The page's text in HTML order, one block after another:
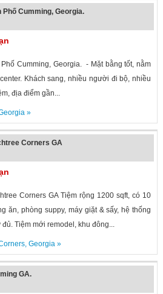
Phố Cumming, Georgia.
Cumming, Georgia. - Mặt bằng tốt, nằm
Khách sang, nhiều người đi bộ, nhiều
địa điểm gần...
»
Corners GA
Corners GA Tiệm rộng 1200 sqft, có 10
ăn, phòng suppy, máy giặt & sấy, hệ thống
đủ. Tiệm mới remodel, khu đông...
, Georgia»
GA.